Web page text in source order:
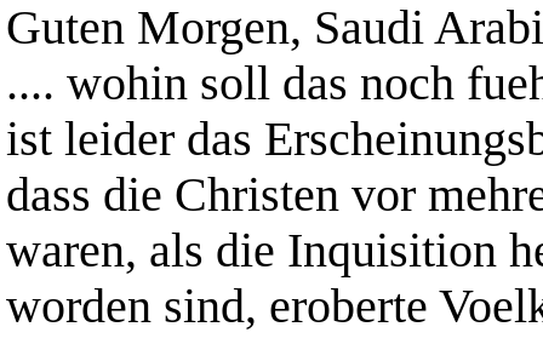
Guten Morgen, Saudi
.... wohin soll das noch
ist leider das
dass die Christen vor
waren, als die Inquisition
worden sind, eroberte